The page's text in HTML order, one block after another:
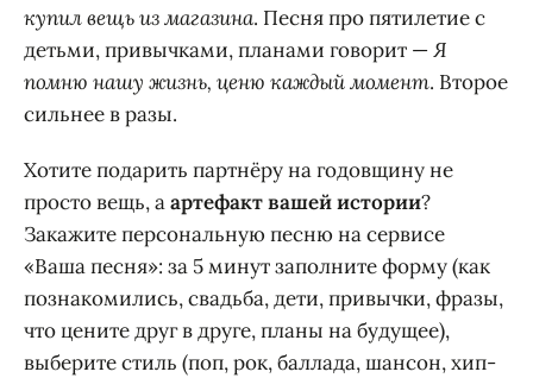
купил вещь из магазина. Песня про пятилетие с
детьми, привычками, планами говорит —Я
помню нашу жизнь, ценю каждый момент. Второе
сильнее в разы.
Хотите подарить партнёру на годовщину не
просто вещь, аартефакт вашей истории?
Закажите персональную песню на сервисе
«Ваша песня»: за 5 минут заполните форму (как
познакомились, свадьба, дети, привычки, фразы,
что цените друг в друге, планы на будущее),
выберите стиль (поп, рок, баллада, шансон, хип-